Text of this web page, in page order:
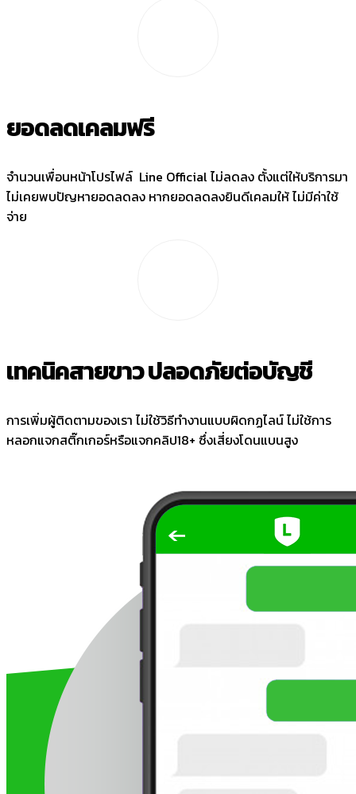
ยอดลดเคลมฟรี
จำนวนเพื่อนหน้าโปรไฟล์ Line Official ไม่ลดลง ตั้งแต่ให้บริการมา
ไม่เคยพบปัญหายอดลดลง หากยอดลดลงยินดีเคลมให้ ไม่มีค่าใช้
จ่าย
เทคนิคสายขาว ปลอดภัยต่อบัญชี
การเพิ่มผู้ติดตามของเรา ไม่ใช้วิธีทำงานแบบผิดกฏไลน์ ไม่ใช้การ
หลอกแจกสติ๊กเกอร์หรือแจกคลิป18+ ซึ่งเสี่ยงโดนแบนสูง